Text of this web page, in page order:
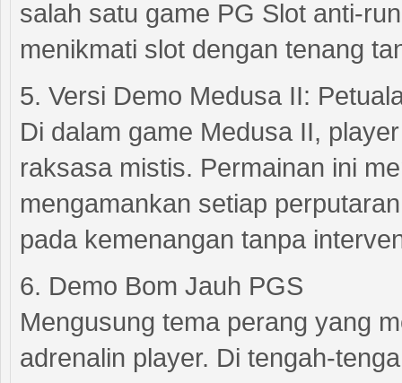
salah satu game PG Slot anti-
menikmati slot dengan tenang
5. Versi Demo Medusa II:
Di dalam game Medusa II,
raksasa mistis. Permainan ini
mengamankan setiap
pada kemenangan tanpa
6. Demo Bom Jauh PGS
Mengusung tema perang yang
adrenalin player. Di tengah-